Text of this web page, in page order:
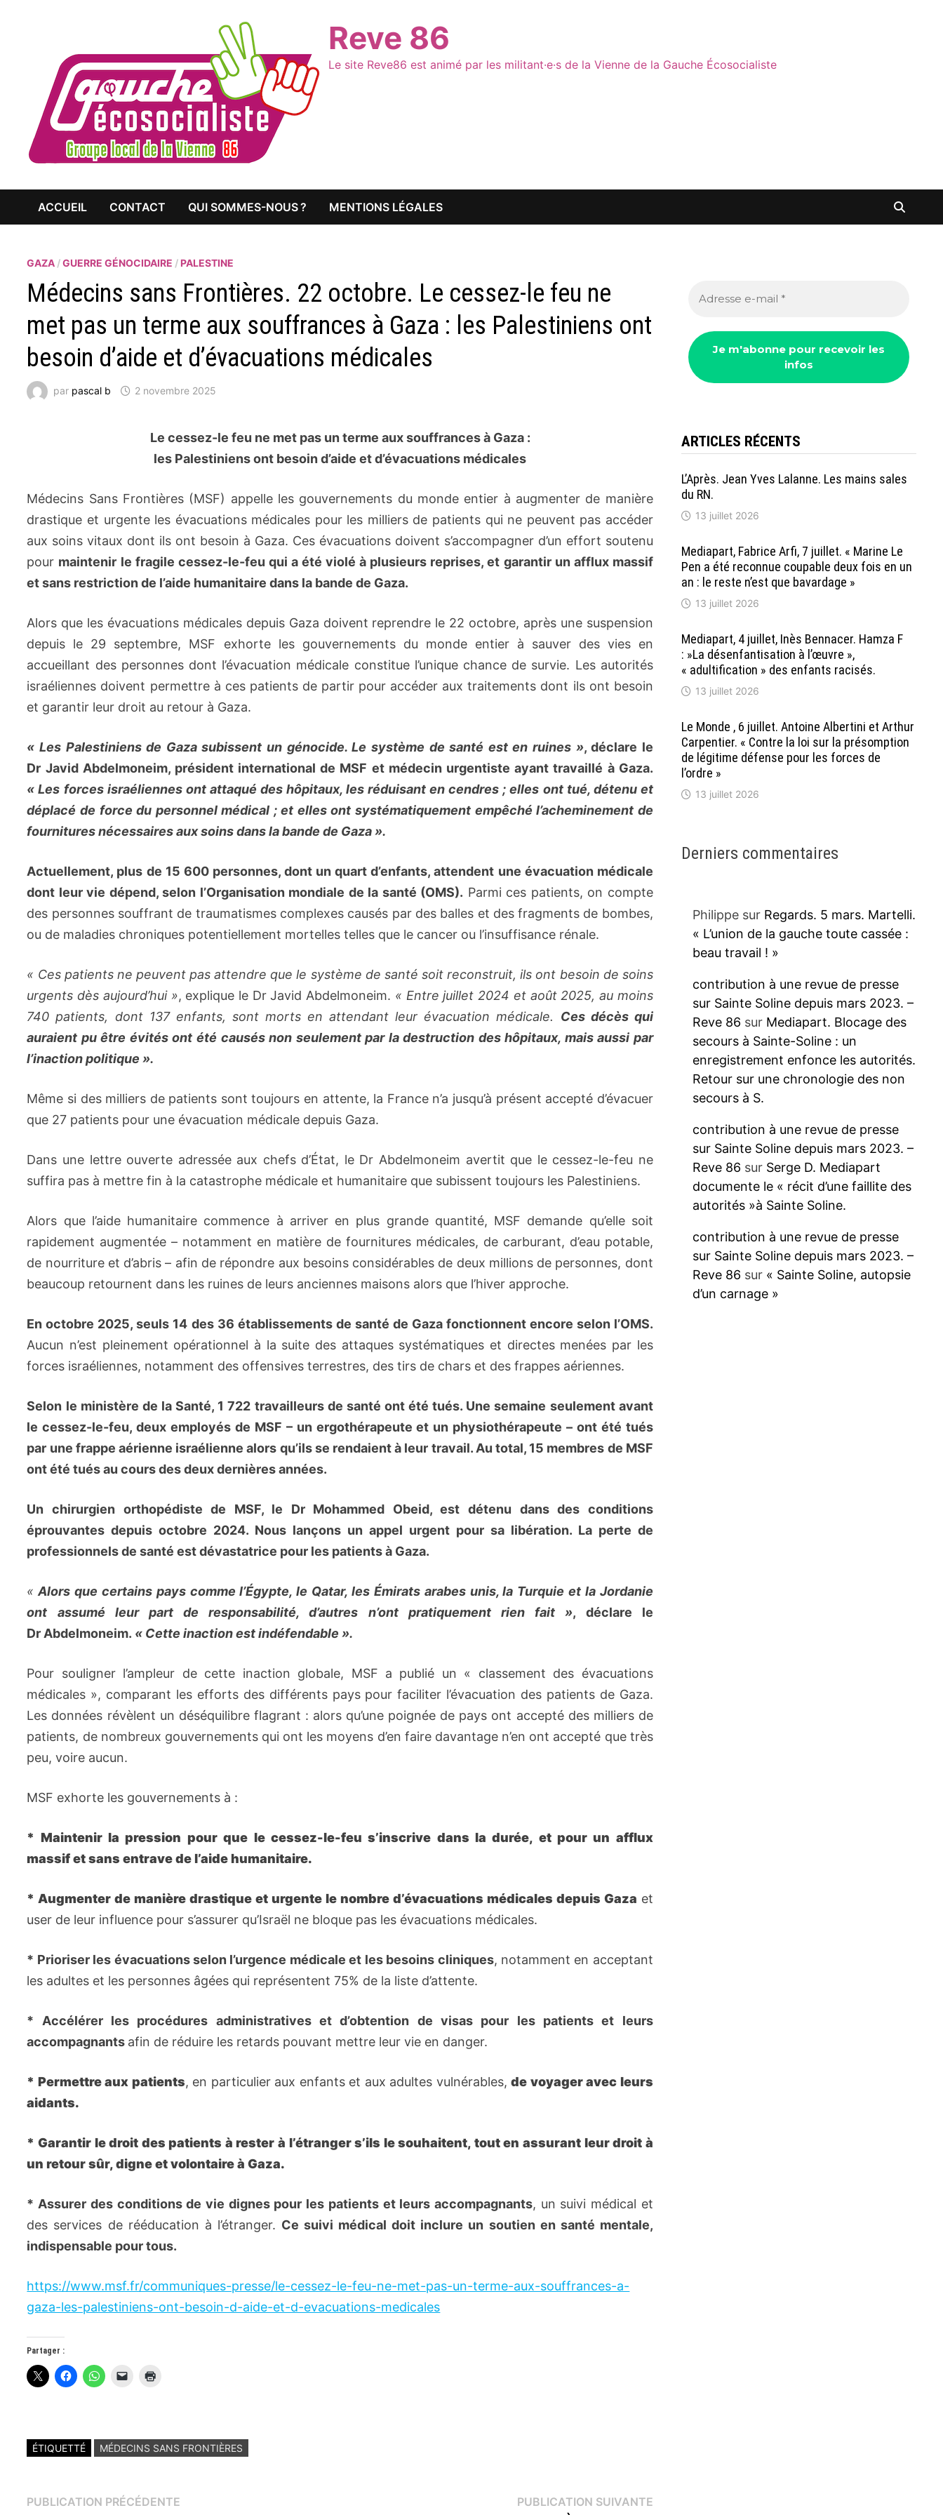
Reve 86
Le site Reve86 est animé par les militant·e·s de la Vienne de la Gauche Écosocialiste
ACCUEIL CONTACT QUI SOMMES-NOUS ? MENTIONS LÉGALES
GAZA /GUERRE GÉNOCIDAIRE / PALESTINE
Médecins sans Frontières. 22 octobre. Le cessez-le feu ne
met pas un terme aux souffrances à Gaza : les Palestiniens ont
besoin d’aide et d’évacuations médicales
par pascal b 2 novembre 2025
Le cessez-le feu ne met pas un terme aux souffrances à Gaza :
les Palestiniens ont besoin d’aide et d’évacuations médicales
Médecins Sans Frontières (MSF) appelle les gouvernements du monde entier à augmenter de manière
drastique et urgente les évacuations médicales pour les milliers de patients qui ne peuvent pas accéder
aux soins vitaux dont ils ont besoin à Gaza. Ces évacuations doivent s’accompagner d’un effort soutenu
pour maintenir le fragile cessez-le-feu qui a été violé à plusieurs reprises, et garantir un afflux massif
et sans restriction de l’aide humanitaire dans la bande de Gaza.
Alors que les évacuations médicales depuis Gaza doivent reprendre le 22 octobre, après une suspension
depuis le 29 septembre, MSF exhorte les gouvernements du monde entier à sauver des vies en
accueillant des personnes dont l’évacuation médicale constitue l’unique chance de survie. Les autorités
israéliennes doivent permettre à ces patients de partir pour accéder aux traitements dont ils ont besoin
et garantir leur droit au retour à Gaza.
«Les Palestiniens de Gaza subissent un génocide. Le système de santé est en ruines », déclare le
Dr Javid Abdelmoneim, président international de MSF et médecin urgentiste ayant travaillé à Gaza.
«Les forces israéliennes ont attaqué des hôpitaux, les réduisant en cendres ; elles ont tué, détenu et
déplacé de force du personnel médical ; et elles ont systématiquement empêché l’acheminement de
fournitures nécessaires aux soins dans la bande de Gaza».
Actuellement, plus de 15 600 personnes, dont un quart d’enfants, attendent une évacuation médicale
dont leur vie dépend, selon l’Organisation mondiale de la santé (OMS). Parmi ces patients, on compte
des personnes souffrant de traumatismes complexes causés par des balles et des fragments de bombes,
ou de maladies chroniques potentiellement mortelles telles que le cancer ou l’insuffisance rénale.
« Ces patients ne peuvent pas attendre que le système de santé soit reconstruit, ils ont besoin de soins
urgents dès aujourd’hui », explique le Dr Javid Abdelmoneim. « Entre juillet 2024 et août 2025, au moins
740 patients, dont 137 enfants, sont morts en attendant leur évacuation médicale. Ces décès qui
auraient pu être évités ont été causés non seulement par la destruction des hôpitaux, mais aussi par
l’inaction politique».
Même si des milliers de patients sont toujours en attente, la France n’a jusqu’à présent accepté d’évacuer
que 27 patients pour une évacuation médicale depuis Gaza.
Dans une lettre ouverte adressée aux chefs d’État, le Dr Abdelmoneim avertit que le cessez-le-feu ne
suffira pas à mettre fin à la catastrophe médicale et humanitaire que subissent toujours les Palestiniens.
Alors que l’aide humanitaire commence à arriver en plus grande quantité, MSF demande qu’elle soit
rapidement augmentée – notamment en matière de fournitures médicales, de carburant, d’eau potable,
de nourriture et d’abris – afin de répondre aux besoins considérables de deux millions de personnes, dont
beaucoup retournent dans les ruines de leurs anciennes maisons alors que l’hiver approche.
En octobre 2025, seuls 14 des 36 établissements de santé de Gaza fonctionnent encore selon l’OMS.
Aucun n’est pleinement opérationnel à la suite des attaques systématiques et directes menées par les
forces israéliennes, notamment des offensives terrestres, des tirs de chars et des frappes aériennes.
Selon le ministère de la Santé, 1 722 travailleurs de santé ont été tués. Une semaine seulement avant
le cessez-le-feu, deux employés de MSF – un ergothérapeute et un physiothérapeute – ont été tués
par une frappe aérienne israélienne alors qu’ils se rendaient à leur travail. Au total, 15 membres de MSF
ont été tués au cours des deux dernières années.
Un chirurgien orthopédiste de MSF, le Dr Mohammed Obeid, est détenu dans des conditions
éprouvantes depuis octobre 2024. Nous lançons un appel urgent pour sa libération. La perte de
professionnels de santé est dévastatrice pour les patients à Gaza.
« Alors que certains pays comme l’Égypte, le Qatar, les Émirats arabes unis, la Turquie et la Jordanie
ont assumé leur part de responsabilité, d’autres n’ont pratiquement rien fait», déclare le
Dr Abdelmoneim. « Cette inaction est indéfendable ».
Pour souligner l’ampleur de cette inaction globale, MSF a publié un « classement des évacuations
médicales », comparant les efforts des différents pays pour faciliter l’évacuation des patients de Gaza.
Les données révèlent un déséquilibre flagrant : alors qu’une poignée de pays ont accepté des milliers de
patients, de nombreux gouvernements qui ont les moyens d’en faire davantage n’en ont accepté que très
peu, voire aucun.
MSF exhorte les gouvernements à :
* Maintenir la pression pour que le cessez-le-feu s’inscrive dans la durée, et pour un afflux
massif et sans entrave de l’aide humanitaire.
* Augmenter de manière drastique et urgente le nombre d’évacuations médicales depuis Gaza et
user de leur influence pour s’assurer qu’Israël ne bloque pas les évacuations médicales.
* Prioriser les évacuations selon l’urgence médicale et les besoins cliniques, notamment en acceptant
les adultes et les personnes âgées qui représentent 75% de la liste d’attente.
* Accélérer les procédures administratives et d’obtention de visas pour les patients et leurs
accompagnants afin de réduire les retards pouvant mettre leur vie en danger.
* Permettre aux patients, en particulier aux enfants et aux adultes vulnérables,de voyager avec leurs
aidants.
* Garantir le droit des patients à rester à l’étranger s’ils le souhaitent, tout en assurant leur droit à
un retour sûr, digne et volontaire à Gaza.
* Assurer des conditions de vie dignes pour les patients et leurs accompagnants, un suivi médical et
des services de rééducation à l’étranger. Ce suivi médical doit inclure un soutien en santé mentale,
indispensable pour tous.
https://www.msf.fr/communiques-presse/le-cessez-le-feu-ne-met-pas-un-terme-aux-souffrances-a-
gaza-les-palestiniens-ont-besoin-d-aide-et-d-evacuations-medicales
Partager :
ÉTIQUETTÉ MÉDECINS SANS FRONTIÈRES
Navigation
PUBLICATION PRÉCÉDENTE PUBLICATION SUIVANTEPublication
ARTICLES RÉCENTS
L’Après. Jean Yves Lalanne. Les mains sales
du RN.
13 juillet 2026
Mediapart, Fabrice Arfi, 7 juillet. « Marine Le
Pen a été reconnue coupable deux fois en un
an : le reste n’est que bavardage »
13 juillet 2026
Mediapart, 4 juillet, Inès Bennacer. Hamza F
: »La désenfantisation à l’œuvre »,
« adultification » des enfants racisés.
13 juillet 2026
Le Monde , 6 juillet. Antoine Albertini et Arthur
Carpentier. « Contre la loi sur la présomption
de légitime défense pour les forces de
l’ordre »
13 juillet 2026
Derniers commentaires
Philippesur Regards. 5 mars. Martelli.
« L’union de la gauche toute cassée :
beau travail ! »
contribution à une revue de presse
sur Sainte Soline depuis mars 2023. –
Reve 86 sur Mediapart. Blocage des
secours à Sainte-Soline : un
enregistrement enfonce les autorités.
Retour sur une chronologie des non
secours à S.
contribution à une revue de presse
sur Sainte Soline depuis mars 2023. –
Reve 86 sur Serge D. Mediapart
documente le « récit d’une faillite des
autorités »à Sainte Soline.
contribution à une revue de presse
sur Sainte Soline depuis mars 2023. –
Reve 86 sur « Sainte Soline, autopsie
d’un carnage »